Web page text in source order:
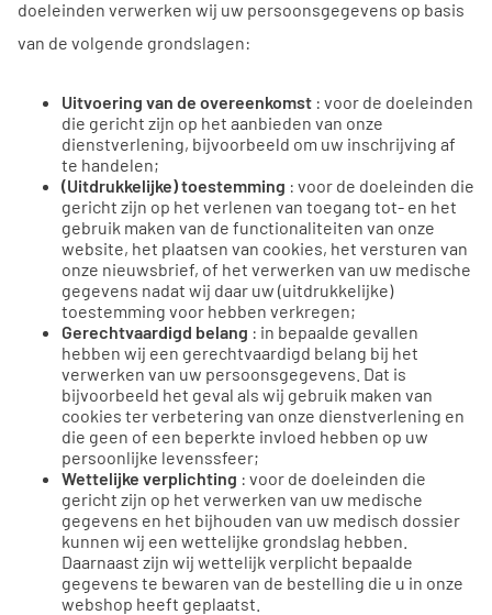
doeleinden verwerken wij uw persoonsgegevens op basis
van de volgende grondslagen:
Uitvoering van de overeenkomst : voor de doeleinden
die gericht zijn op het aanbieden van onze
dienstverlening, bijvoorbeeld om uw inschrijving af
te handelen;
(Uitdrukkelijke) toestemming : voor de doeleinden die
gericht zijn op het verlenen van toegang tot- en het
gebruik maken van de functionaliteiten van onze
website, het plaatsen van cookies, het versturen van
onze nieuwsbrief, of het verwerken van uw medische
gegevens nadat wij daar uw (uitdrukkelijke)
toestemming voor hebben verkregen;
Gerechtvaardigd belang : in bepaalde gevallen
hebben wij een gerechtvaardigd belang bij het
verwerken van uw persoonsgegevens. Dat is
bijvoorbeeld het geval als wij gebruik maken van
cookies ter verbetering van onze dienstverlening en
die geen of een beperkte invloed hebben op uw
persoonlijke levenssfeer;
Wettelijke verplichting : voor de doeleinden die
gericht zijn op het verwerken van uw medische
gegevens en het bijhouden van uw medisch dossier
kunnen wij een wettelijke grondslag hebben.
Daarnaast zijn wij wettelijk verplicht bepaalde
gegevens te bewaren van de bestelling die u in onze
webshop heeft geplaatst.